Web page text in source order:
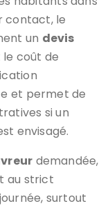
contact, le
un devis
coût de
et permet de
si un
envisagé.
demandée,
au strict
surtout